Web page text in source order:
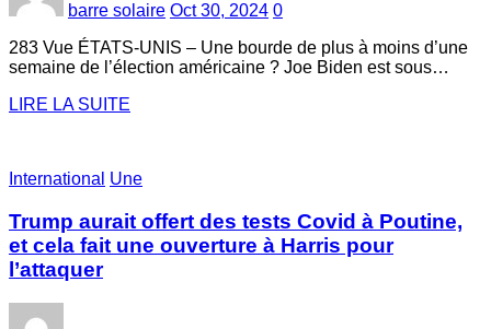
barre solaire Oct 30, 2024 0
283 Vue ÉTATS-UNIS – Une bourde de plus à moins d’une
semaine de l’élection américaine ? Joe Biden est sous…
LIRE LA SUITE
International Une
Trump aurait offert des tests Covid à Poutine,
et cela fait une ouverture à Harris pour
l’attaquer